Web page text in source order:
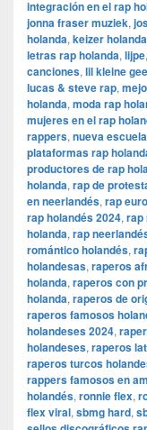
integración en el rap
jonna fraser muziek,
holanda, keizer holanda
letras rap holanda, lijpe,
canciones, lil kleine
lucas & steve rap,
holanda, moda rap
mujeres en el rap
rappers, nueva
plataformas rap
productores de rap
holanda, rap de
en neerlandés, rap
rap holandés 2024, rap
holanda, rap
romántico holandés,
holandesas, raperos
holanda, raperos con
holanda, raperos de
raperos famosos
holandeses 2024,
holandeses, raperos
raperos turcos
rappers famosos en
holandés, ronnie flex,
flex viral, sbmg hard,